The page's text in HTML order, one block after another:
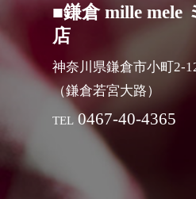
■鎌倉 mille mele
店
神奈川県鎌倉市小町2-
（鎌倉若宮大路）
TEL 0467-40-4365